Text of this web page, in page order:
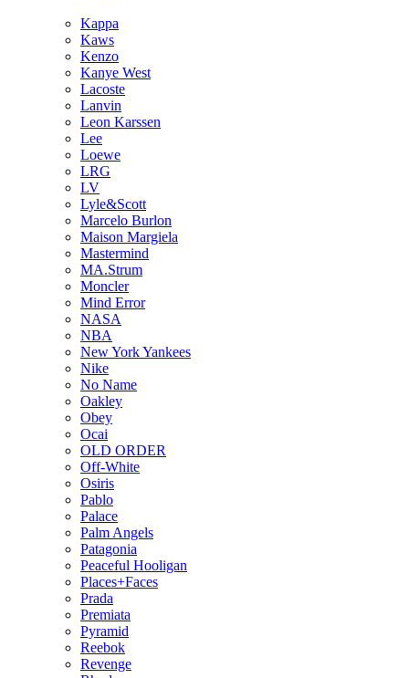
Kappa
Kaws
Kenzo
Kanye West
Lacoste
Lanvin
Leon Karssen
Lee
Loewe
LRG
LV
Lyle&Scott
Marcelo Burlon
Maison Margiela
Mastermind
MA.Strum
Moncler
Mind Error
NASA
NBA
New York Yankees
Nike
No Name
Oakley
Obey
Ocai
OLD ORDER
Off-White
Osiris
Pablo
Palace
Palm Angels
Patagonia
Peaceful Hooligan
Places+Faces
Prada
Premiata
Pyramid
Reebok
Revenge